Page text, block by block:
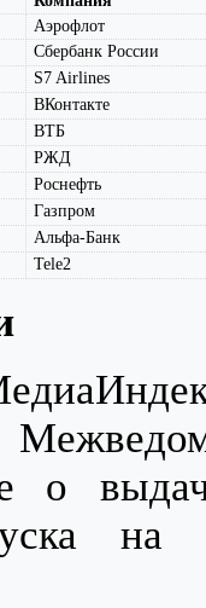
Аэрофлот
Сбербанк России
S7 Airlines
ВКонтакте
ВТБ
РЖД
Роснефть
Газпром
Альфа-Банк
Tele2
о